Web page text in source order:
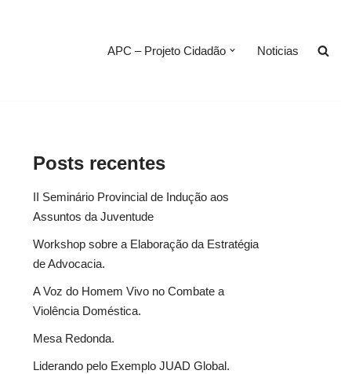
APC – Projeto Cidadão Noticias
Posts recentes
II Seminário Provincial de Indução aos
Assuntos da Juventude
Workshop sobre a Elaboração da Estratégia
de Advocacia.
A Voz do Homem Vivo no Combate a
Violência Doméstica.
Mesa Redonda.
Liderando pelo Exemplo JUAD Global.